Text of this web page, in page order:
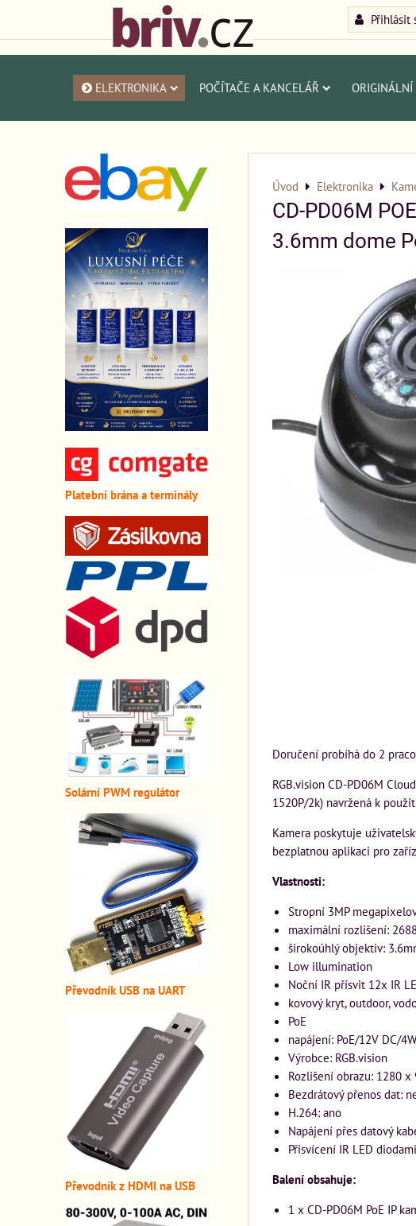
Přihlásit
ELEKTRONIKA POČÍTAČE A KANCELÁŘ ORIGINÁLNÍ
Úvod Elektronika
CD-PD06M
3.6mm dome
Doručení probíhá do 2
RGB.vision CD-PD06M
1520P/2k) navržená k
Kamera poskytuje
bezplatnou aplikaci pro
Vlastnosti:
Stropní 3MP
maximální rozlišení:
širokoúhlý objektiv:
Low illumination
Noční IR přísvit 12x IR
kovový kryt, outdoor,
PoE
napájení: PoE/12V DC/4W
Výrobce: RGB.vision
Rozlišení obrazu: 1280 x
Bezdrátový přenos dat:
H.264: ano
Napájení přes datový
Přisvícení IR LED
Balení obsahuje:
1 x CD-PD06M PoE IP
Platební brána a terminály
Solární PWM regulátor
Převodník USB na UART
Převodník z HDMI na USB